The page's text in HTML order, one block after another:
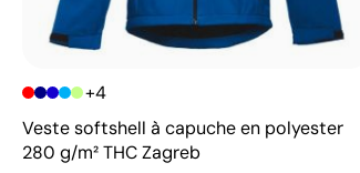
+4
Veste softshell à capuche en polyester
280 g/m² THC Zagreb